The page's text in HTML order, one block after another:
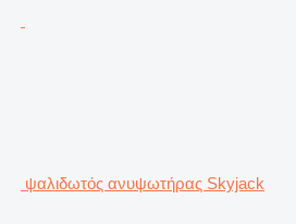
ψαλιδωτός ανυψωτήρας Skyjack